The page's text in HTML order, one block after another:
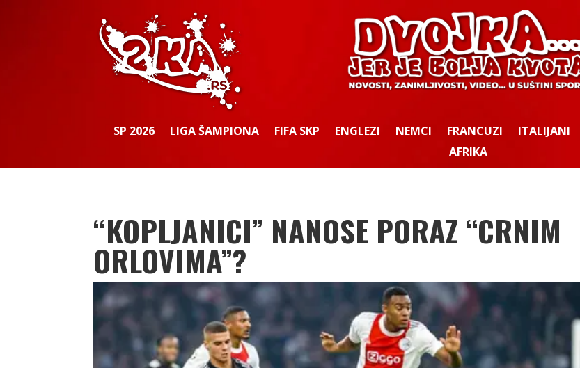
SP 2026 LIGA ŠAMPIONA FIFA SKP ENGLEZI NEMCI FRANCUZI ITALIJANI
AFRIKA
“KOPLJANICI” NANOSE PORAZ “CRNIM
ORLOVIMA”?